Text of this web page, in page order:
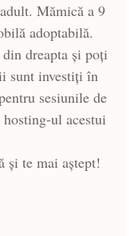
Mămică a 9
adoptabilă.
dreapta și poți
sunt investiți în
sesiunile de
ul acestui
și te mai aștept!